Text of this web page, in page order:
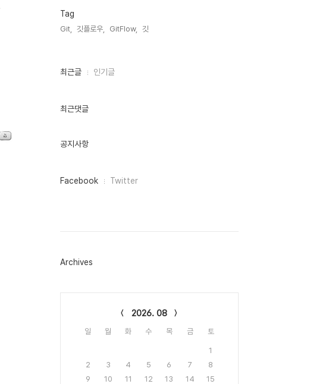
Tag
Git, 깃플로우, GitFlow, 깃,
최
인
최근글 인기글
최근댓글
공지사항
페
그
Facebook Twitter
Archives
2026. 08
일 월 화 수 목 금 토
1
2
3 4 5 6 7
8
9
10 11 12 13 14
15